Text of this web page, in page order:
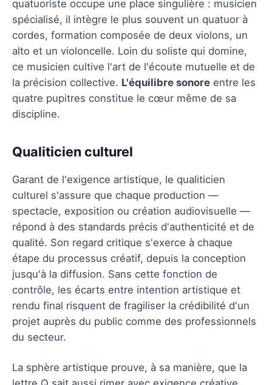
quatuoriste occupe une place singulière : musicien
spécialisé, il intègre le plus souvent un quatuor à
cordes, formation composée de deux violons, un
alto et un violoncelle. Loin du soliste qui domine,
ce musicien cultive l'art de l'écoute mutuelle et de
la précision collective. L'équilibre sonore entre les
quatre pupitres constitue le cœur même de sa
discipline.
Qualiticien culturel
Garant de l'exigence artistique, le qualiticien
culturel s'assure que chaque production —
spectacle, exposition ou création audiovisuelle —
répond à des standards précis d'authenticité et de
qualité. Son regard critique s'exerce à chaque
étape du processus créatif, depuis la conception
jusqu'à la diffusion. Sans cette fonction de
contrôle, les écarts entre intention artistique et
rendu final risquent de fragiliser la crédibilité d'un
projet auprès du public comme des professionnels
du secteur.
La sphère artistique prouve, à sa manière, que la